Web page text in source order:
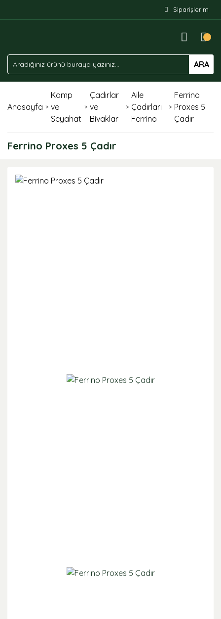
Siparişlerim
ARA
Anasayfa
Kamp
ve
Seyahat
Çadırlar
ve
Bivaklar
Aile
Çadırları
Ferrino
Ferrino
Proxes 5
Çadır
Ferrino Proxes 5 Çadır